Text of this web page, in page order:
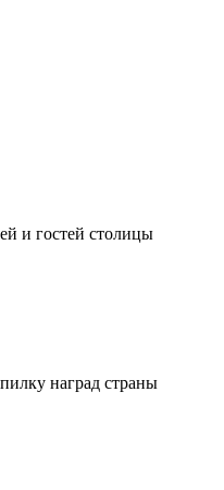
и гостей столицы
наград страны